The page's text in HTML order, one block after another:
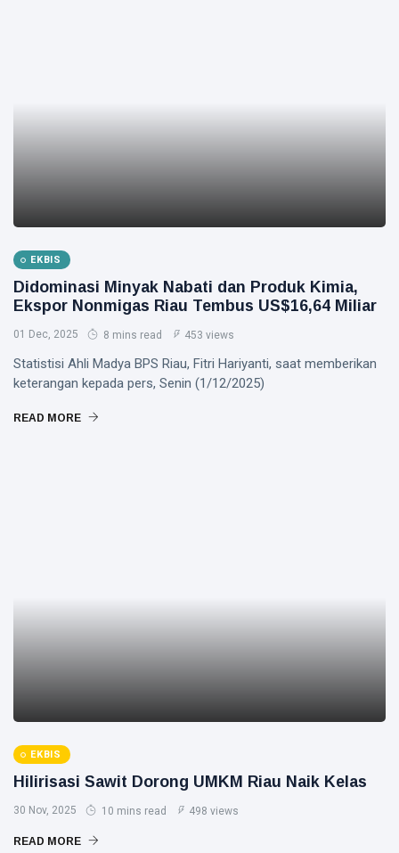
EKBIS
Didominasi Minyak Nabati dan Produk Kimia,
Ekspor Nonmigas Riau Tembus US$16,64 Miliar
01 Dec, 2025 8 mins read 453 views
Statistisi Ahli Madya BPS Riau, Fitri Hariyanti, saat memberikan
keterangan kepada pers, Senin (1/12/2025)
READ MORE
EKBIS
Hilirisasi Sawit Dorong UMKM Riau Naik Kelas
30 Nov, 2025 10 mins read 498 views
READ MORE